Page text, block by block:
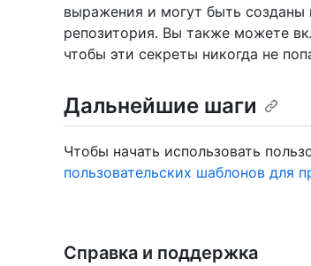
выражения и могут быть созданы
репозитория. Вы также можете
чтобы эти секреты никогда не
Дальнейшие шаги
Чтобы начать использовать
пользовательских шаблонов для
Справка и поддержка